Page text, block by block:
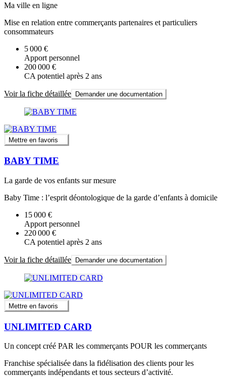
Ma ville en ligne
Mise en relation entre commerçants partenaires et particuliers
consommateurs
5 000 €
Apport personnel
200 000 €
CA potentiel après 2 ans
Voir la fiche détaillée Demander une documentation
Mettre en favoris
BABY TIME
La garde de vos enfants sur mesure
Baby Time : l’esprit déontologique de la garde d’enfants à domicile
15 000 €
Apport personnel
220 000 €
CA potentiel après 2 ans
Voir la fiche détaillée Demander une documentation
Mettre en favoris
UNLIMITED CARD
Un concept créé PAR les commerçants POUR les commerçants
Franchise spécialisée dans la fidélisation des clients pour les
commerçants indépendants et tous secteurs d’activité.